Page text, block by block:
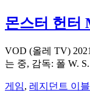
몬스터 헌터
VOD (올레 TV)
는 중, 감독: 폴 W.
게임, 레지던트 이블